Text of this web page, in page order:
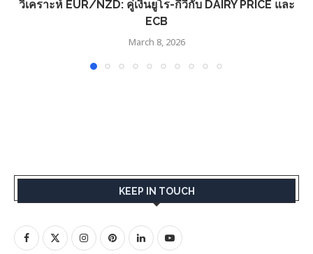
วิเคราะห์ EUR/NZD: คู่เงินยูโร-กีวี่กับ DAIRY PRICE และ
ECB
March 8, 2026
KEEP IN TOUCH